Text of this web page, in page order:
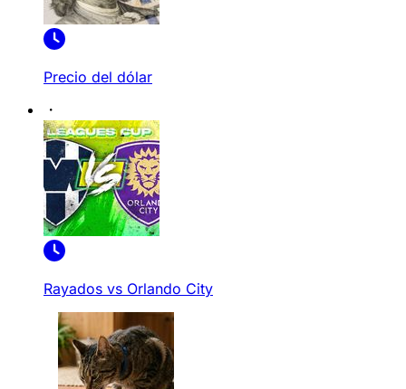
Precio del dólar
Rayados vs Orlando City